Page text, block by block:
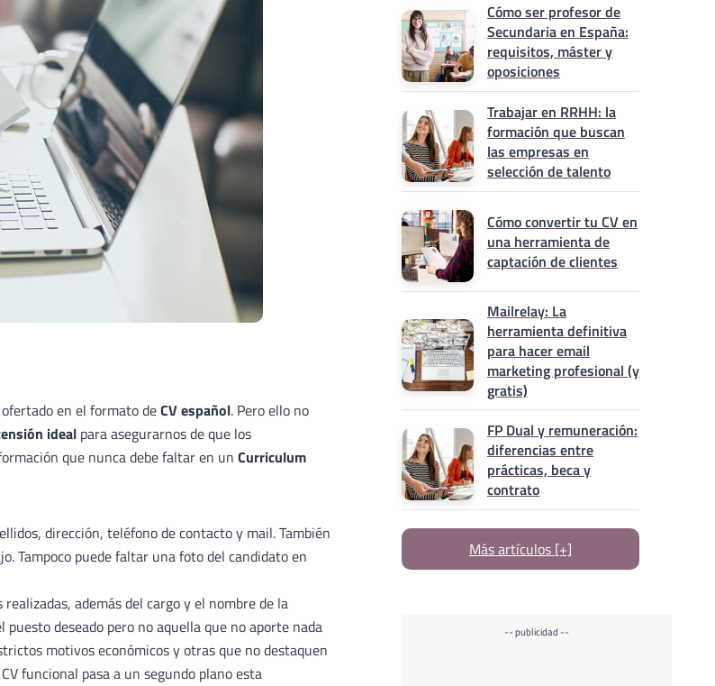
en el formato deCV español. Pero ello no
ideal para asegurarnos de que los
que nunca debe faltar en un Curriculum
dirección, teléfono de contacto y mail. También
Tampoco puede faltar una foto del candidato en
además del cargo y el nombre de la
deseado pero no aquella que no aporte nada
motivos económicos y otras que no destaquen
funcional pasa a un segundo plano esta
Cómo ser profesor de
Secundaria en España:
requisitos, máster y
oposiciones
Trabajar en RRHH: la
formación que buscan
las empresas en
selección de talento
Cómo convertir tu CV en
una herramienta de
captación de clientes
Mailrelay: La
herramienta definitiva
para hacer email
marketing profesional (y
gratis)
FP Dual y remuneración:
diferencias entre
prácticas, beca y
contrato
Más artículos [+]
-- publicidad --